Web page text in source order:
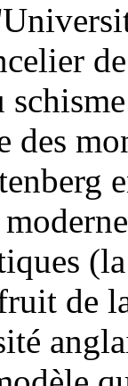
des
de